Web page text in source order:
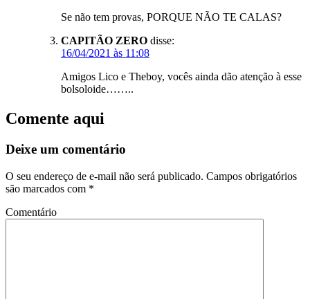
Se não tem provas, PORQUE NÃO TE CALAS?
CAPITÃO ZERO disse:
16/04/2021 às 11:08
Amigos Lico e Theboy, vocês ainda dão atenção à esse
bolsoloide……..
Comente aqui
Deixe um comentário
O seu endereço de e-mail não será publicado. Campos obrigatórios
são marcados com *
Comentário